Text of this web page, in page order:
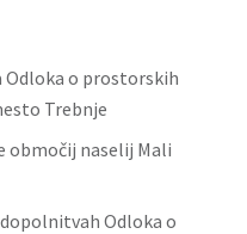
Odloka o prostorskih
Trebnje
območij naselij Mali
Odloka o